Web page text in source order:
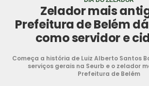
Zelador mais
Prefeitura de Belém
como servidor e
Começa a história de Luiz Alberto Santos
serviços gerais na Seurb e o zelador
Prefeitura de Belém